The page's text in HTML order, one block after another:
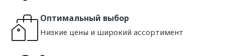
Оптимальный выбор
Низкие цены и широкий ассортимент